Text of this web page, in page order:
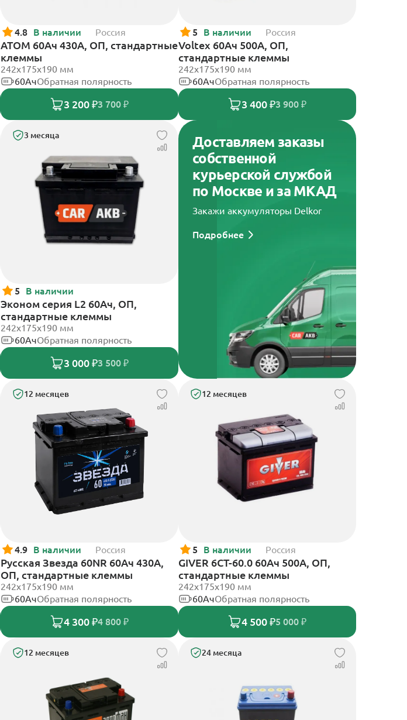
4.8 В наличии Россия
АТОМ 60Ач 430А, ОП, стандартные
клеммы
242х175х190 мм
60АчОбратная полярность
3 200 ₽3 700 ₽
5 В наличии Россия
Voltex 60Ач 500А, ОП,
стандартные клеммы
242х175х190 мм
60АчОбратная полярность
3 400 ₽3 900 ₽
3 месяца
5 В наличии
Эконом серия L2 60Ач, ОП,
стандартные клеммы
242х175х190 мм
60АчОбратная полярность
3 000 ₽3 500 ₽
Доставляем заказы
собственной
курьерской службой
по Москве и за МКАД
Закажи аккумуляторы Delkor
Подробнее
12 месяцев
4.9 В наличии Россия
Русская Звезда 60NR 60Ач 430А,
ОП, стандартные клеммы
242x175x190 мм
60АчОбратная полярность
4 300 ₽4 800 ₽
12 месяцев
5 В наличии Россия
GIVER 6СТ-60.0 60Ач 500А, ОП,
стандартные клеммы
242х175х190 мм
60АчОбратная полярность
4 500 ₽5 000 ₽
12 месяцев 24 месяца